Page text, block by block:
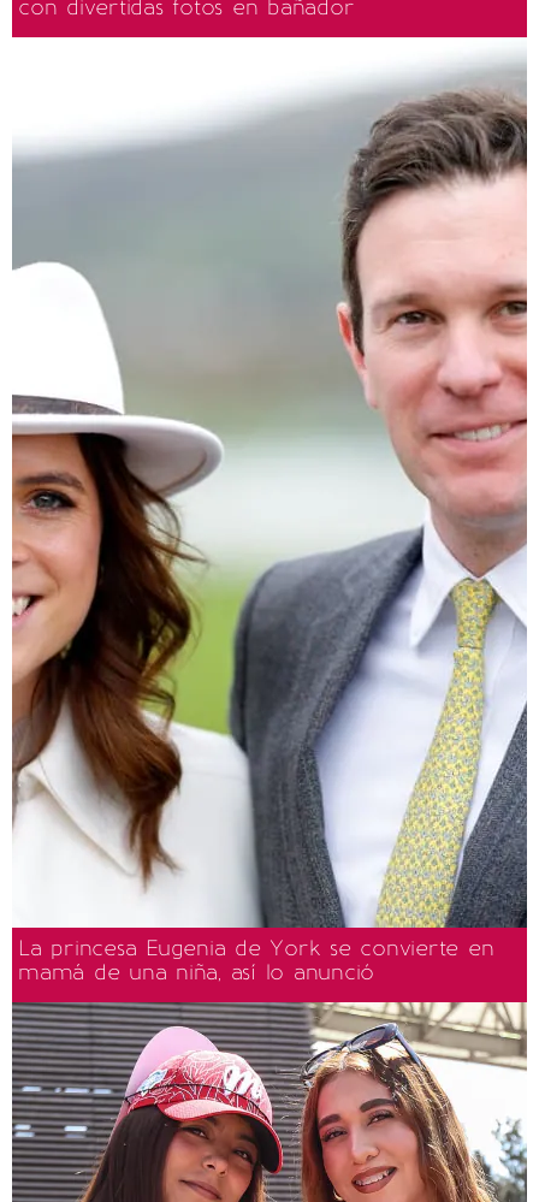
con divertidas fotos en bañador
La princesa Eugenia de York se convierte en
mamá de una niña, así lo anunció